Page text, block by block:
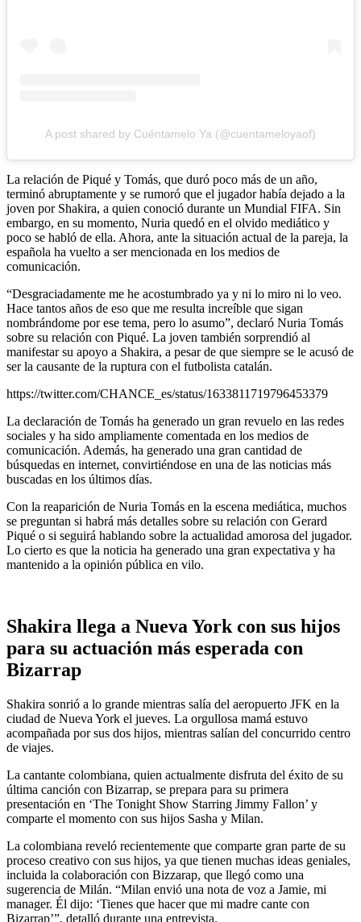
A post shared by Cuéntamelo Ya (@cuentameloyaof)
La relación de Piqué y Tomás, que duró poco más de un año,
terminó abruptamente y se rumoró que el jugador había dejado a la
joven por Shakira, a quien conoció durante un Mundial FIFA. Sin
embargo, en su momento, Nuria quedó en el olvido mediático y
poco se habló de ella. Ahora, ante la situación actual de la pareja, la
española ha vuelto a ser mencionada en los medios de
comunicación.
“Desgraciadamente me he acostumbrado ya y ni lo miro ni lo veo.
Hace tantos años de eso que me resulta increíble que sigan
nombrándome por ese tema, pero lo asumo”, declaró Nuria Tomás
sobre su relación con Piqué. La joven también sorprendió al
manifestar su apoyo a Shakira, a pesar de que siempre se le acusó de
ser la causante de la ruptura con el futbolista catalán.
https://twitter.com/CHANCE_es/status/1633811719796453379
La declaración de Tomás ha generado un gran revuelo en las redes
sociales y ha sido ampliamente comentada en los medios de
comunicación. Además, ha generado una gran cantidad de
búsquedas en internet, convirtiéndose en una de las noticias más
buscadas en los últimos días.
Con la reaparición de Nuria Tomás en la escena mediática, muchos
se preguntan si habrá más detalles sobre su relación con Gerard
Piqué o si seguirá hablando sobre la actualidad amorosa del jugador.
Lo cierto es que la noticia ha generado una gran expectativa y ha
mantenido a la opinión pública en vilo.
Shakira llega a Nueva York con sus hijos
para su actuación más esperada con
Bizarrap
Shakira sonrió a lo grande mientras salía del aeropuerto JFK en la
ciudad de Nueva York el jueves. La orgullosa mamá estuvo
acompañada por sus dos hijos, mientras salían del concurrido centro
de viajes.
La cantante colombiana, quien actualmente disfruta del éxito de su
última canción con Bizarrap, se prepara para su primera
presentación en ‘The Tonight Show Starring Jimmy Fallon’ y
comparte el momento con sus hijos Sasha y Milan.
La colombiana reveló recientemente que comparte gran parte de su
proceso creativo con sus hijos, ya que tienen muchas ideas geniales,
incluida la colaboración con Bizzarap, que llegó como una
sugerencia de Milán. “Milan envió una nota de voz a Jamie, mi
manager. Él dijo: ‘Tienes que hacer que mi madre cante con
Bizarrap’”, detalló durante una entrevista.